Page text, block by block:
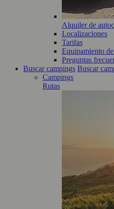
Alquiler de
Localizaciones
Tarifas
Equipamiento
Preguntas
Buscar campings Buscar
Campings
Rutas